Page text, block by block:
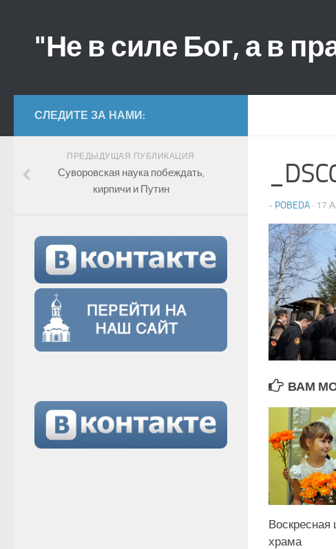
"Не в силе Бог, а в
- POBEDA · 17
ВАМ
Воскресная
храма
СЛЕДИТЕ ЗА НАМИ:
ПРЕДЫДУЩАЯ ПУБЛИКАЦИЯ
Суворовская наука побеждать,
кирпичи и Путин